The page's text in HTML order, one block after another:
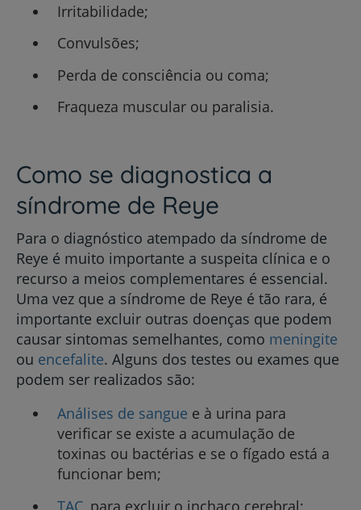
Irritabilidade;
Convulsões;
Perda de consciência ou coma;
Fraqueza muscular ou paralisia.
Como se diagnostica a
síndrome de Reye
Para o diagnóstico atempado da síndrome de
Reye é muito importante a suspeita clínica e o
recurso a meios complementares é essencial.
Uma vez que a síndrome de Reye é tão rara, é
importante excluir outras doenças que podem
causar sintomas semelhantes, como meningite
ou encefalite. Alguns dos testes ou exames que
podem ser realizados são:
Análises de sangue e à urina para
verificar se existe a acumulação de
toxinas ou bactérias e se o fígado está a
funcionar bem;
TAC, para excluir o inchaço cerebral;